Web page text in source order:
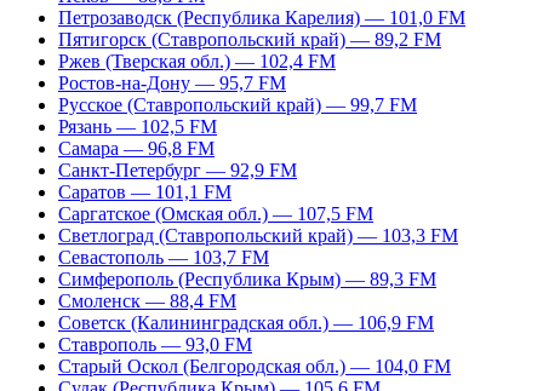
Петрозаводск (Республика Карелия) — 101,0 FM
Пятигорск (Ставропольский край) — 89,2 FM
Ржев (Тверская обл.) — 102,4 FM
Ростов-на-Дону — 95,7 FM
Русское (Ставропольский край) — 99,7 FM
Рязань — 102,5 FM
Самара — 96,8 FM
Санкт-Петербург — 92,9 FM
Саратов — 101,1 FM
Саргатское (Омская обл.) — 107,5 FM
Светлоград (Ставропольский край) — 103,3 FM
Севастополь — 103,7 FM
Симферополь (Республика Крым) — 89,3 FM
Смоленск — 88,4 FM
Советск (Калининградская обл.) — 106,9 FM
Ставрополь — 93,0 FM
Старый Оскол (Белгородская обл.) — 104,0 FM